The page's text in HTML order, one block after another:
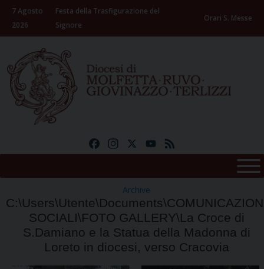
Skip
content
7 Agosto
2026
Festa della Trasfigurazione del
Signore
Orari S. Messe
FacebookInstagramYouTube
Archive
SOCIALI\FOTO GALLERY\La Croce di
S.Damiano e la Statua della Madonna di
Loreto in diocesi, verso Cracovia